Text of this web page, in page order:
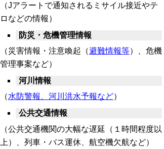
（Jアラートで通知されるミサイル接近やテ
ロなどの情報）
防災・危機管理情報
（災害情報・注意喚起（避難情報等）、危機
管理事案など）
河川情報
（水防警報、河川洪水予報など）
公共交通情報
（公共交通機関の大幅な遅延（１時間程度以
上）、列車・バス運休、航空機欠航など）